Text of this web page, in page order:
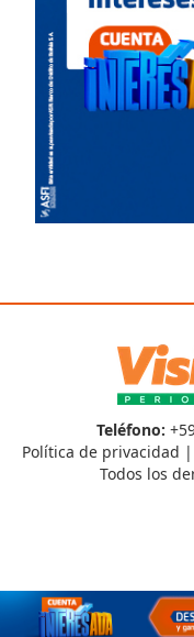
Teléfono:
Política de privacidad |
Todos los
CMS